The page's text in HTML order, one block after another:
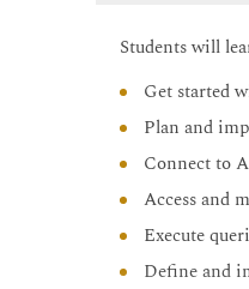
Students will
Get started
Plan and
Connect to
Access and
Execute
Define and